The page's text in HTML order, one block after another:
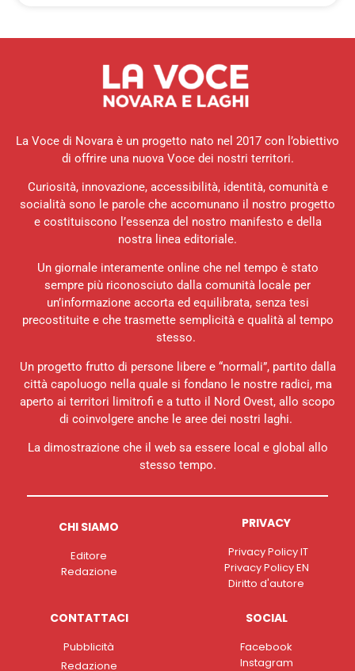
La Voce di Novara è un progetto nato nel 2017 con l’obiettivo
di offrire una nuova Voce dei nostri territori.
Curiosità, innovazione, accessibilità, identità, comunità e
socialità sono le parole che accomunano il nostro progetto
e costituiscono l’essenza del nostro manifesto e della
nostra linea editoriale.
Un giornale interamente online che nel tempo è stato
sempre più riconosciuto dalla comunità locale per
un’informazione accorta ed equilibrata, senza tesi
precostituite e che trasmette semplicità e qualità al tempo
stesso.
Un progetto frutto di persone libere e “normali”, partito dalla
città capoluogo nella quale si fondano le nostre radici, ma
aperto ai territori limitrofi e a tutto il Nord Ovest, allo scopo
di coinvolgere anche le aree dei nostri laghi.
La dimostrazione che il web sa essere local e global allo
stesso tempo.
CHI SIAMO
Editore
Redazione
PRIVACY
Privacy Policy IT
Privacy Policy EN
Diritto d'autore
CONTATTACI
Pubblicità
Redazione
SOCIAL
Facebook
Instagram